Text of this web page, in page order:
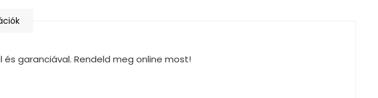
garanciával. Rendeld meg online most!